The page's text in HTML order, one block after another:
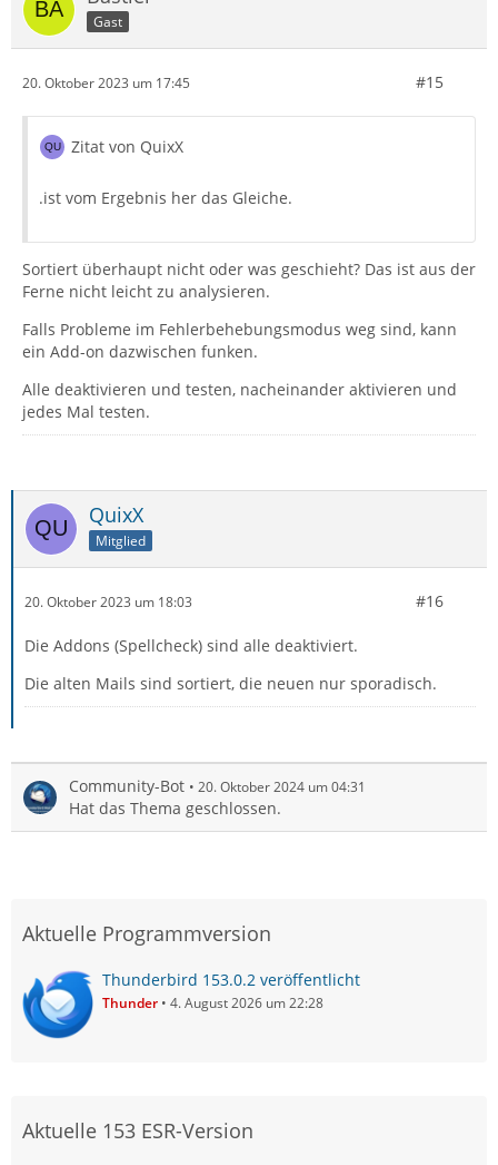
Gast
20. Oktober 2023 um 17:45 #15
Zitat von QuixX
.ist vom Ergebnis her das Gleiche.
Sortiert überhaupt nicht oder was geschieht? Das ist aus der
Ferne nicht leicht zu analysieren.
Falls Probleme im Fehlerbehebungsmodus weg sind, kann
ein Add-on dazwischen funken.
Alle deaktivieren und testen, nacheinander aktivieren und
jedes Mal testen.
QuixX
Mitglied
20. Oktober 2023 um 18:03 #16
Die Addons (Spellcheck) sind alle deaktiviert.
Die alten Mails sind sortiert, die neuen nur sporadisch.
Community-Bot 20. Oktober 2024 um 04:31
Hat das Thema geschlossen.
Aktuelle Programmversion
Thunderbird 153.0.2 veröffentlicht
Thunder 4. August 2026 um 22:28
Aktuelle 153 ESR-Version